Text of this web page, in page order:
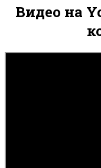
Видео на